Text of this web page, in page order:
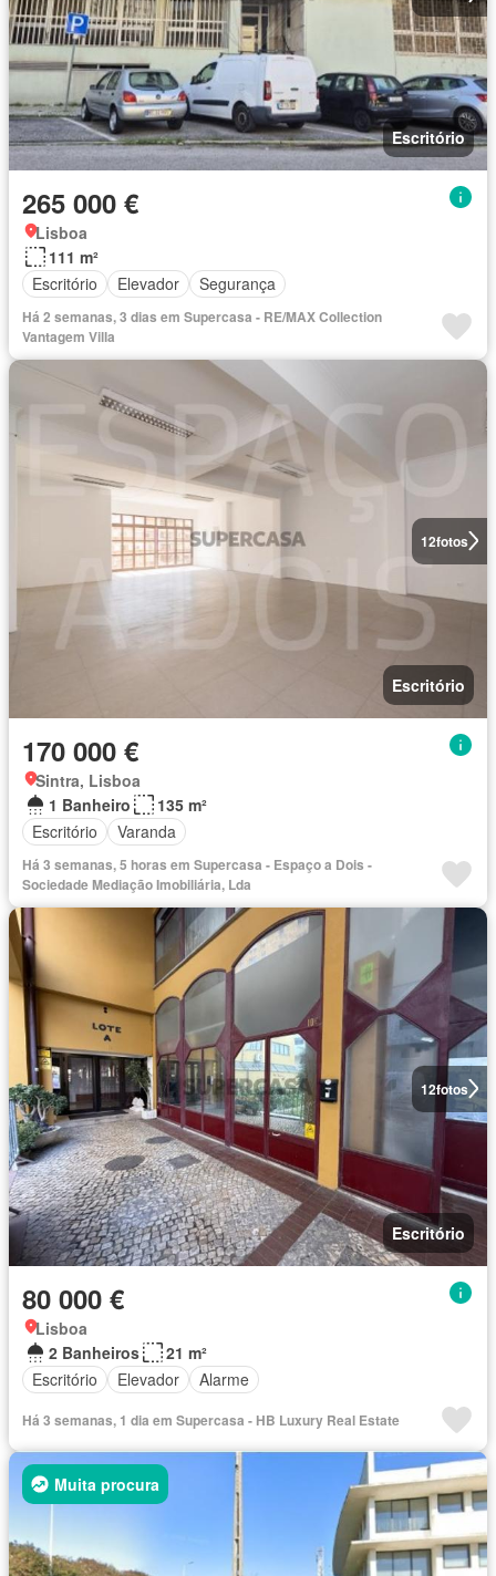
Escritório
265 000 €
Lisboa
111 m²
Escritório
Elevador Segurança
Há 2 semanas, 3 dias em Supercasa - RE/MAX Collection
Vantagem Villa
12fotos
Escritório
170 000 €
Sintra, Lisboa
1 Banheiro
135 m²
Escritório
Varanda
Há 3 semanas, 5 horas em Supercasa - Espaço a Dois -
Sociedade Mediação Imobiliária, Lda
12fotos
Escritório
80 000 €
Lisboa
2 Banheiros
21 m²
Escritório
Elevador Alarme
Há 3 semanas, 1 dia em Supercasa - HB Luxury Real Estate
Muita procura